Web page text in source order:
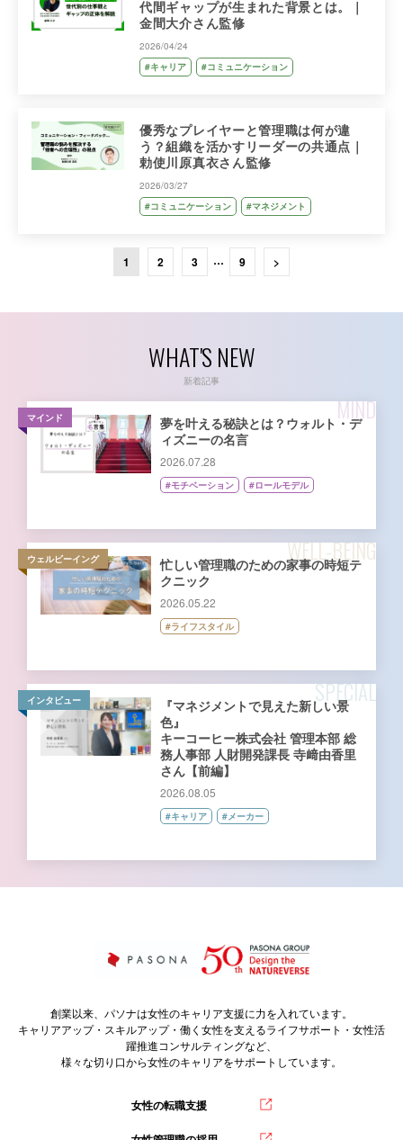
代間ギャップが生まれた背景とは。｜
金間大介さん監修
2026/04/24
#キャリア
#コミュニケーション
優秀なプレイヤーと管理職は何が違
う？組織を活かすリーダーの共通点｜
勅使川原真衣さん監修
2026/03/27
#コミュニケーション
#マネジメント
1 2 3 … 9 >
WHAT'S NEW
新着記事
マインド MIND
夢を叶える秘訣とは？ウォルト・デ
ィズニーの名言
2026.07.28
#モチベーション #ロールモデル
ウェルビーイング WELL-BEING
忙しい管理職のための家事の時短テ
クニック
2026.05.22
#ライフスタイル
インタビュー SPECIAL
『マネジメントで見えた新しい景
色』
キーコーヒー株式会社 管理本部 総
務人事部 人財開発課長 寺﨑由香里
さん【前編】
2026.08.05
#キャリア #メーカー
創業以来、パソナは女性のキャリア支援に力を入れています。
キャリアアップ・スキルアップ・働く女性を支えるライフサポート・女性活
躍推進コンサルティングなど、
様々な切り口から女性のキャリアをサポートしています。
女性の転職支援